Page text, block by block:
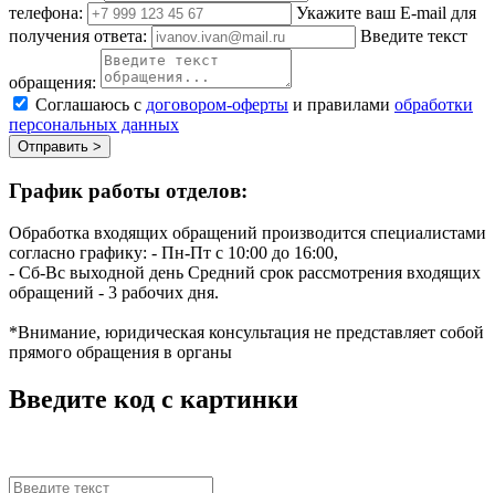
телефона:
Укажите ваш E-mail для
получения ответа:
Введите текст
обращения:
Соглашаюсь с договором-оферты и правилами обработки
персональных данных
Отправить >
График работы отделов:
Обработка входящих обращений производится специалистами
согласно графику: - Пн-Пт с 10:00 до 16:00,
- Сб-Вс выходной день Средний срок рассмотрения входящих
обращений - 3 рабочих дня.
*Внимание, юридическая консультация не представляет собой
прямого обращения в органы
Введите код с картинки